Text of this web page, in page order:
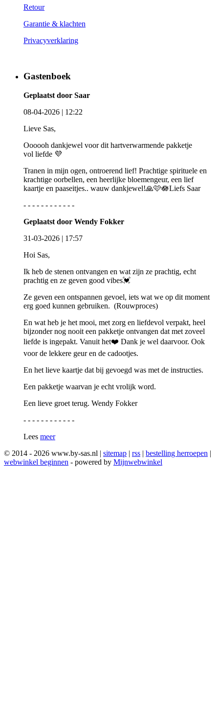
Retour
Garantie & klachten
Privacyverklaring
Gastenboek
Geplaatst door Saar
08-04-2026 | 12:22
Lieve Sas,
Oooooh dankjewel voor dit hartverwarmende pakketje
vol liefde 💜
Tranen in mijn ogen, ontroerend lief! Prachtige spirituele en
krachtige oorbellen, een heerlijke bloemengeur, een lief
kaartje en paaseitjes.. wauw dankjewel!🙏🩷🪷Liefs Saar
- - - - - - - - - - - -
Geplaatst door Wendy Fokker
31-03-2026 | 17:57
Hoi Sas,
Ik heb de stenen ontvangen en wat zijn ze prachtig, echt
prachtig en ze geven good vibes💓
Ze geven een ontspannen gevoel, iets wat we op dit moment
erg goed kunnen gebruiken. (Rouwproces)
En wat heb je het mooi, met zorg en liefdevol verpakt, heel
bijzonder nog nooit een pakketje ontvangen dat met zoveel
liefde is ingepakt. Vanuit het❤️ Dank je wel daarvoor. Ook
voor de lekkere geur en de cadootjes.
En het lieve kaartje dat bij gevoegd was met de instructies.
Een pakketje waarvan je echt vrolijk word.
Een lieve groet terug. Wendy Fokker
- - - - - - - - - - - -
Lees meer
© 2014 - 2026 www.by-sas.nl | sitemap | rss | bestelling herroepen |
webwinkel beginnen - powered by Mijnwebwinkel